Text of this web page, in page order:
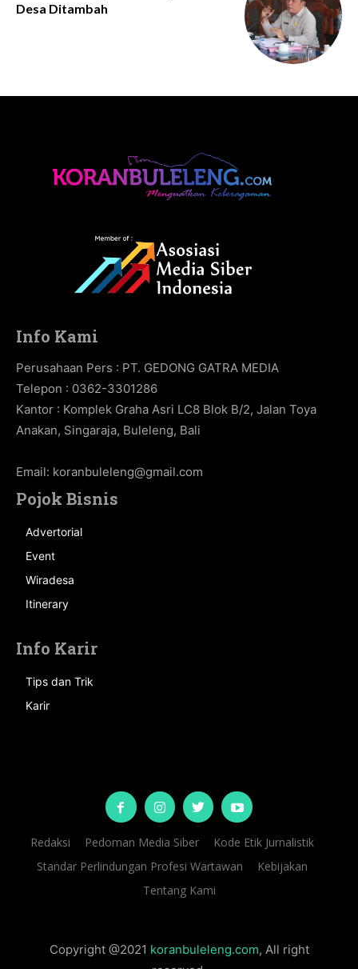
Desa Ditambah
Info Kami
Perusahaan Pers : PT. GEDONG GATRA MEDIA
Telepon : 0362-3301286
Kantor : Komplek Graha Asri LC8 Blok B/2, Jalan Toya
Anakan, Singaraja, Buleleng, Bali
Email: koranbuleleng@gmail.com
Pojok Bisnis
Advertorial
Event
Wiradesa
Itinerary
Info Karir
Tips dan Trik
Karir
Redaksi Pedoman Media Siber
Kode Etik Jurnalistik
Standar Perlindungan Profesi Wartawan
Kebijakan
Tentang Kami
Copyright @2021 koranbuleleng.com, All right